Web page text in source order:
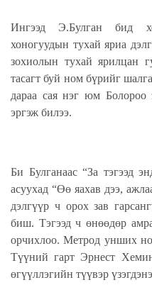
Ингээд Э.Булган бид
хоногуудын тухай яриа
зохиолын тухай ярилцан
тасагт буй ном бүрийг
дараа сая нэг юм Болороо
эргэж билээ.
Би Булганаас “За тэгээд
асуухад “Өө яахав дээ,
дэлгүүр ч орох зав
биш. Тэгээд ч өнөөдөр
орчихлоо. Метрод унших
Түүний гарт Эрнест
өгүүллэгийн түүвэр